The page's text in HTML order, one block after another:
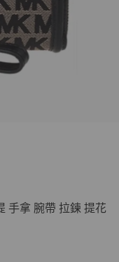
手拿 腕帶 拉鍊 提花